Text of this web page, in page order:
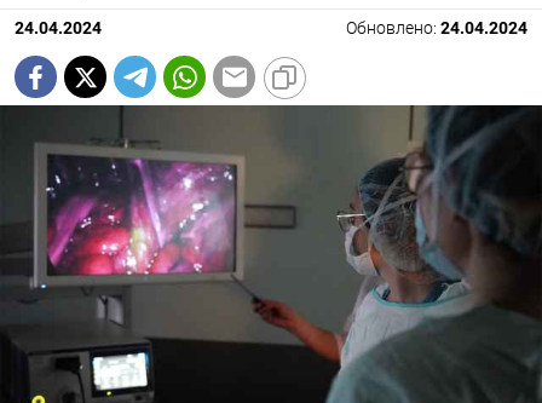
24.04.2024 Обновлено: 24.04.2024